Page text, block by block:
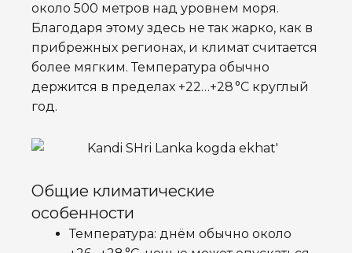
около 500 метров над уровнем моря.
Благодаря этому здесь не так жарко, как в
прибрежных регионах, и климат считается
более мягким. Температура обычно
держится в пределах +22…+28 °C круглый
год.
Общие климатические
особенности
Температура: днём обычно около